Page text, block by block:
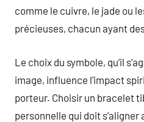
comme le cuivre, le jade ou
précieuses, chacun ayant
Le choix du symbole, qu’il
image, influence l’impact
porteur. Choisir un bracelet
personnelle qui doit